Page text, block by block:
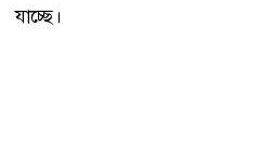
যাচ্ছে।